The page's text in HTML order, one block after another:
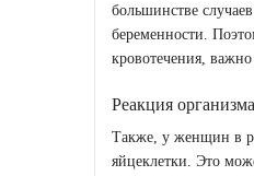
большинстве
беременности.
кровотечения, важно
Реакция организма
Также, у женщин в
яйцеклетки. Это